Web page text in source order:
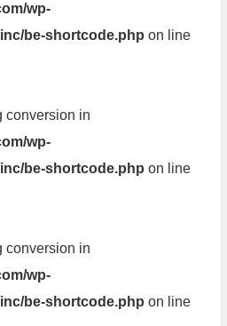
wp-
be-shortcode.php on line
conversion in
wp-
be-shortcode.php on line
conversion in
wp-
be-shortcode.php on line